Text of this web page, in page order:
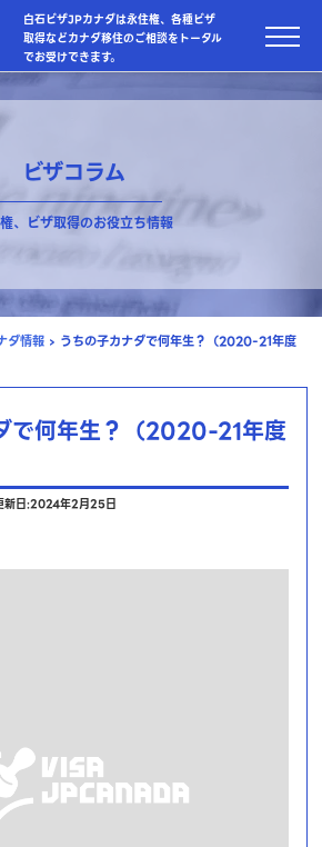
白石ビザJPカナダは永住権、各種ビザ
取得などカナダ移住のご相談をトータル
でお受けできます。
ビザコラム
、ビザ取得のお役立ち情報
ダ情報 › うちの子カナダで何年生？（2020-21年度
で何年生？（2020-21年度
新日:2024年2月25日